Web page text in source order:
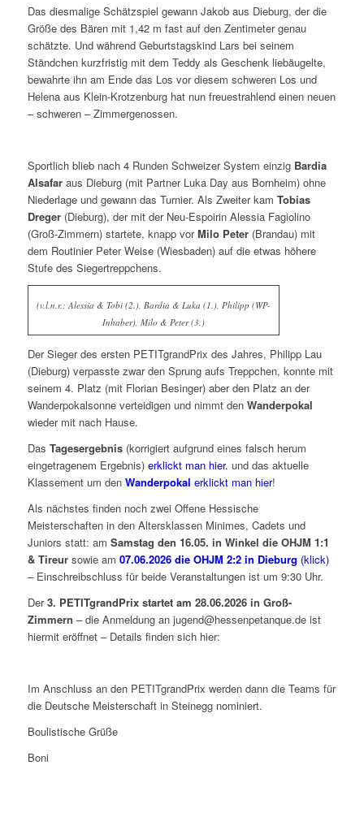
Das diesmalige Schätzspiel gewann Jakob aus Dieburg, der die
Größe des Bären mit 1,42 m fast auf den Zentimeter genau
schätzte. Und während Geburtstagskind Lars bei seinem
Ständchen kurzfristig mit dem Teddy als Geschenk liebäugelte,
bewahrte ihn am Ende das Los vor diesem schweren Los und
Helena aus Klein-Krotzenburg hat nun freuestrahlend einen neuen
– schweren – Zimmergenossen.
Sportlich blieb nach 4 Runden Schweizer System einzig Bardia
Alsafaraus Dieburg (mit Partner Luka Day aus Bornheim) ohne
Niederlage und gewann das Turnier. Als Zweiter kam Tobias
Dreger(Dieburg), der mit der Neu-Espoirin Alessia Fagiolino
(Groß-Zimmern) startete, knapp vorMilo Peter(Brandau) mit
dem Routinier Peter Weise (Wiesbaden) auf die etwas höhere
Stufe des Siegertreppchens.
(v.l.n.r.: Alessia & Tobi (2.), Bardia & Luka (1.), Philipp (WP-
Inhaber), Milo & Peter (3.)
Der Sieger des ersten PETITgrandPrix des Jahres, Philipp Lau
(Dieburg) verpasste zwar den Sprung aufs Treppchen, konnte mit
seinem 4. Platz (mit Florian Besinger) aber den Platz an der
Wanderpokalsonne verteidigen und nimmt den Wanderpokal
wieder mit nach Hause.
Das Tagesergebnis(korrigiert aufgrund eines falsch herum
eingetragenem Ergebnis) erklickt man hier. und das aktuelle
Klassement um den Wanderpokal erklickt man hier!
Als nächstes finden noch zwei Offene Hessische
Meisterschaften in den Altersklassen Minimes, Cadets und
Juniors statt: am Samstag den 16.05. in Winkel die OHJM 1:1
& Tireursowie am 07.06.2026 die OHJM 2:2 in Dieburg (klick)
– Einschreibschluss für beide Veranstaltungen ist um 9:30 Uhr.
Der3. PETITgrandPrix startet am 28.06.2026 in Groß-
Zimmern – die Anmeldung an jugend@hessenpetanque.de ist
hiermit eröffnet – Details finden sich hier:
Im Anschluss an den PETITgrandPrix werden dann die Teams für
die Deutsche Meisterschaft in Steinegg nominiert.
Boulistische Grüße
Boni